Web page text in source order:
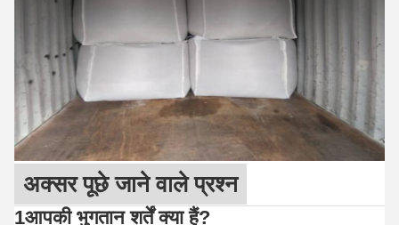
अक्सर पूछे जाने वाले प्रश्न
1आपकी भुगतान शर्तें क्या हैं?